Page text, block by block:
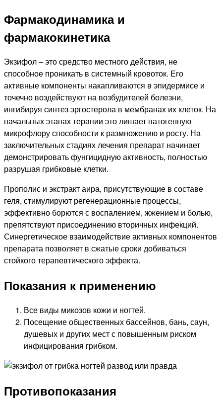
Фармакодинамика и
фармакокинетика
Экзифол – это средство местного действия, не
способное проникать в системный кровоток. Его
активные компоненты накапливаются в эпидермисе и
точечно воздействуют на возбудителей болезни,
ингибируя синтез эргостерола в мембранах их клеток. На
начальных этапах терапии это лишает патогенную
микрофлору способности к размножению и росту. На
заключительных стадиях лечения препарат начинает
демонстрировать фунгицидную активность, полностью
разрушая грибковые клетки.
Прополис и экстракт аира, присутствующие в составе
геля, стимулируют регенерационные процессы,
эффективно борются с воспалением, жжением и болью,
препятствуют присоединению вторичных инфекций.
Синергетическое взаимодействие активных компонентов
препарата позволяет в сжатые сроки добиваться
стойкого терапевтического эффекта.
Показания к применению
Все виды микозов кожи и ногтей.
Посещение общественных бассейнов, бань, саун,
душевых и других мест с повышенным риском
инфицирования грибком.
Противопоказания